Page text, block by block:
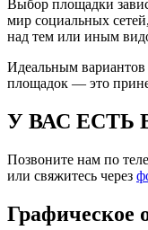
Выбор площадки
мир социальных
над тем или иным
Идеальным вариантов
площадок — это
У ВАС ЕСТЬ
Позвоните нам по
или свяжитесь через
Графическое